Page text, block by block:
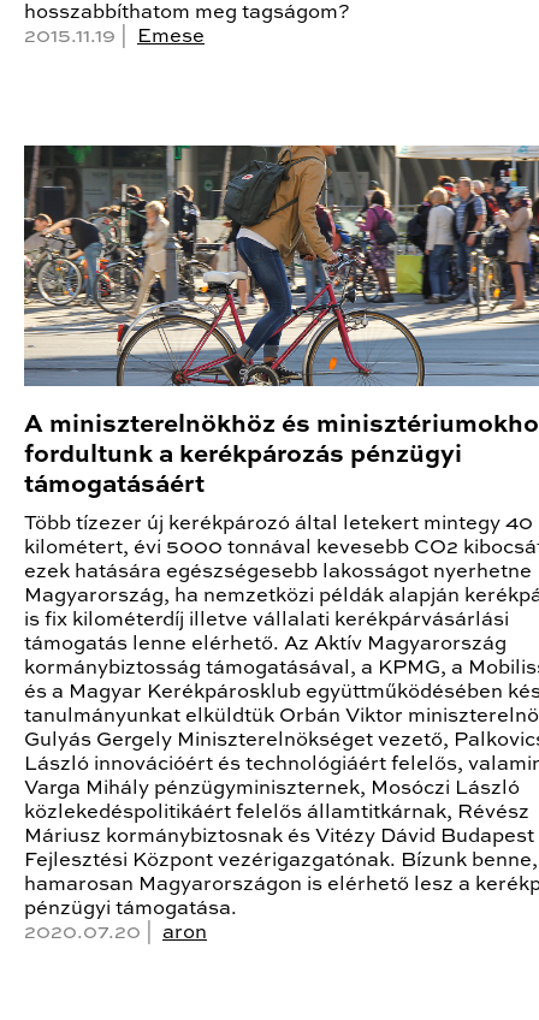
hosszabbíthatom meg tagságom?
2015.11.19 |
Emese
A miniszterelnökhöz és
fordultunk a kerékpározás pénzügyi
támogatásáért
Több tízezer új kerékpározó által letekert mintegy 40
kilométert, évi 5000 tonnával kevesebb CO2
ezek hatására egészségesebb lakosságot nyerhetne
Magyarország, ha nemzetközi példák alapján
is fix kilométerdíj illetve vállalati kerékpárvásárlási
támogatás lenne elérhető. Az Aktív Magyarország
kormánybiztosság támogatásával, a KPMG, a
és a Magyar Kerékpárosklub együttműködésében
tanulmányunkat elküldtük Orbán Viktor
Gulyás Gergely Miniszterelnökséget vezető,
László innovációért és technológiáért felelős,
Varga Mihály pénzügyminiszternek, Mosóczi László
közlekedéspolitikáért felelős államtitkárnak, Révész
Máriusz kormánybiztosnak és Vitézy Dávid Budapest
Fejlesztési Központ vezérigazgatónak. Bízunk
hamarosan Magyarországon is elérhető lesz a
pénzügyi támogatása.
2020.07.20 | aron